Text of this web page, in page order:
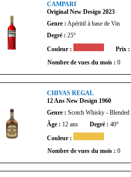
CAMPARI
Original New Design 2023
Genre : Apéritif à base de Vin
Degré : 25°
Couleur :
Prix :
Nombre de vues du mois : 0
CHIVAS REGAL
12 Ans New Design 1960
Genre : Scotch Whisky - Blended
Âge : 12 ans Degré : 40°
Couleur :
Nombre de vues du mois : 0